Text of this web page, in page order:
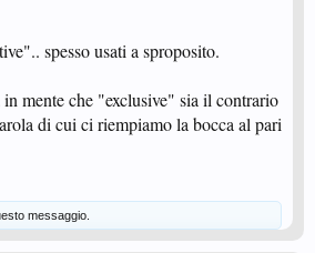
spesso usati a sproposito.
in mente che "exclusive" sia il contrario
di cui ci riempiamo la bocca al pari
messaggio.